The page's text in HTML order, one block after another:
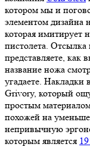
котором мы и
элементом дизайна
которая имитирует
пистолета. Отсылка
представляете, как
название ножа
угадаете. Накладки
Grivory, который
простым
похожей на
непривычную
которым является